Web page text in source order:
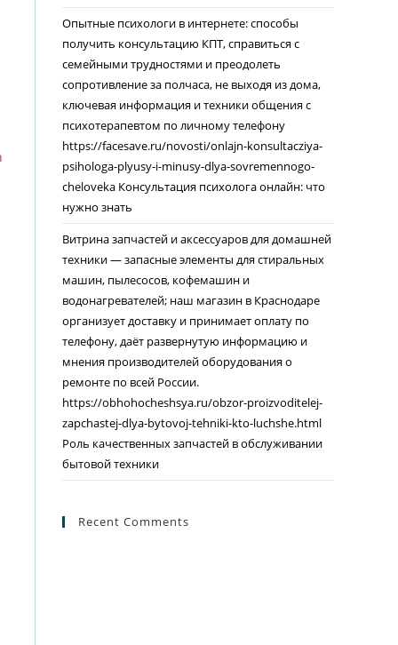
Опытные психологи в интернете: способы
получить консультацию КПТ, справиться с
семейными трудностями и преодолеть
сопротивление за полчаса, не выходя из дома,
ключевая информация и техники общения с
психотерапевтом по личному телефону
https://facesave.ru/novosti/onlajn-konsultacziya-
psihologa-plyusy-i-minusy-dlya-sovremennogo-
cheloveka Консультация психолога онлайн: что
нужно знать
Витрина запчастей и аксессуаров для домашней
техники — запасные элементы для стиральных
машин, пылесосов, кофемашин и
водонагревателей; наш магазин в Краснодаре
организует доставку и принимает оплату по
телефону, даёт развернутую информацию и
мнения производителей оборудования о
ремонте по всей России.
https://obhohocheshsya.ru/obzor-proizvoditelej-
zapchastej-dlya-bytovoj-tehniki-kto-luchshe.html
Роль качественных запчастей в обслуживании
бытовой техники
Recent Comments